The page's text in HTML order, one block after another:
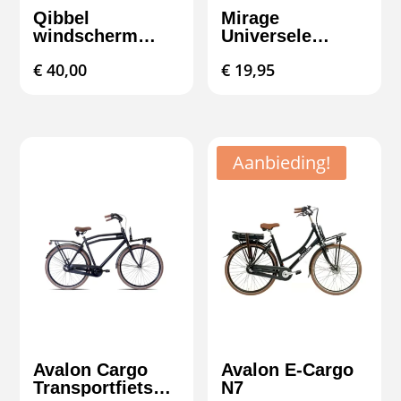
Qibbel
windscherm
bescherming &
€ 40,00
Mirage
Universele
XX Zwart
€ 19,95
Avalon Cargo
Transportfiets
Aanbieding!
Avalon E-Cargo
N7